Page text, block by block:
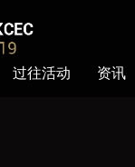
过往活动 资讯